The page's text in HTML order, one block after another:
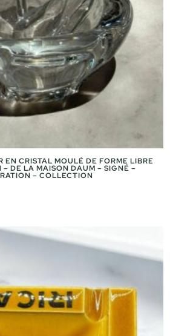
EN CRISTAL MOULÉ DE FORME LIBRE
– DE LA MAISON DAUM – SIGNÉ –
– COLLECTION